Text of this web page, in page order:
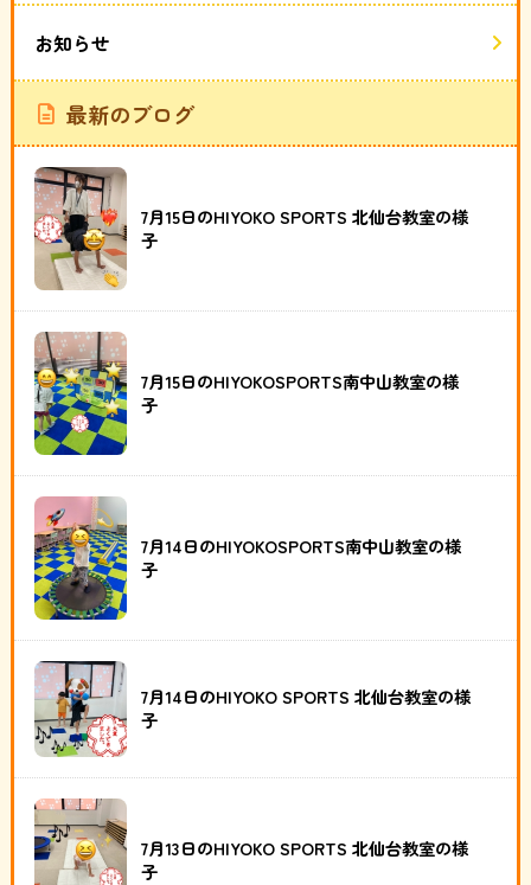
お知らせ
最新のブログ
7月15日のHIYOKO SPORTS 北仙台教室の様
子
7月15日のHIYOKOSPORTS南中山教室の様
子
7月14日のHIYOKOSPORTS南中山教室の様
子
7月14日のHIYOKO SPORTS 北仙台教室の様
子
7月13日のHIYOKO SPORTS 北仙台教室の様
子